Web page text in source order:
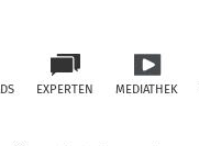
EXPERTEN MEDIATHEK